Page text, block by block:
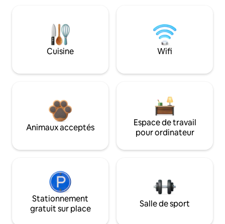
Cuisine Wifi
Animaux acceptés
Espace de travail
pour ordinateur
Stationnement
gratuit sur place
Salle de sport